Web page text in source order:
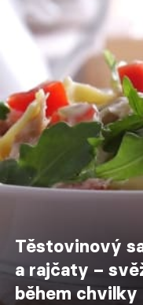
Těstovinový
a rajčaty –
během chvilky